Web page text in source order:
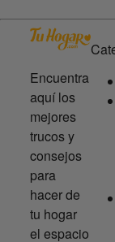
Encuentra
aquí los
mejores
trucos y
consejos
para
hacer de
tu hogar
el espacio